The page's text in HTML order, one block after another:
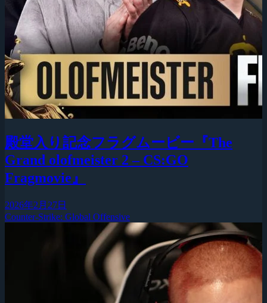
殿堂入り記念フラグムービー『The
Grand olofmeister 2 – CS:GO
Fragmovie』
2026年2月27日
Counter-Strike: Global Offensive